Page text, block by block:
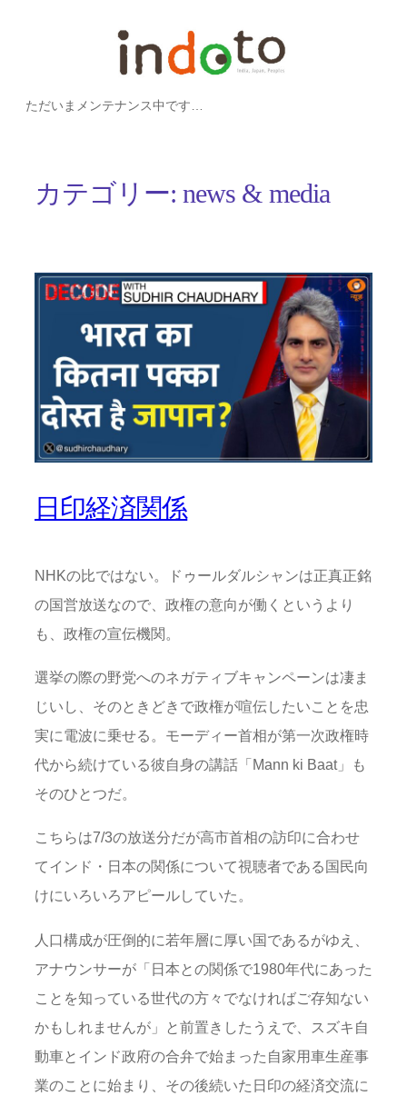
ただいまメンテナンス中です…
カテゴリー:news & media
日印経済関係
NHKの比ではない。ドゥールダルシャンは正真正銘
の国営放送なので、政権の意向が働くというより
も、政権の宣伝機関。
選挙の際の野党へのネガティブキャンペーンは凄ま
じいし、そのときどきで政権が喧伝したいことを忠
実に電波に乗せる。モーディー首相が第一次政権時
代から続けている彼自身の講話「Mann ki Baat」も
そのひとつだ。
こちらは7/3の放送分だが高市首相の訪印に合わせ
てインド・日本の関係について視聴者である国民向
けにいろいろアピールしていた。
人口構成が圧倒的に若年層に厚い国であるがゆえ、
アナウンサーが「日本との関係で1980年代にあった
ことを知っている世代の方々でなければご存知ない
かもしれませんが」と前置きしたうえで、スズキ自
動車とインド政府の合弁で始まった自家用車生産事
業のことに始まり、その後続いた日印の経済交流に